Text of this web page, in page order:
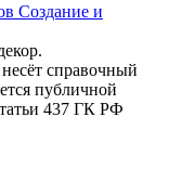
Создание и
справочный
публичной
437 ГК РФ